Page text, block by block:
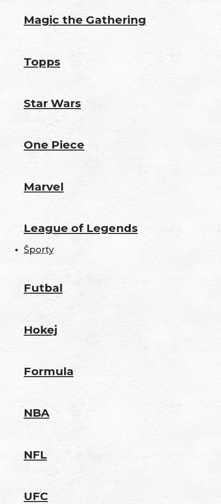
Magic the Gathering
Topps
Star Wars
One Piece
Marvel
League of Legends
Športy
Futbal
Hokej
Formula
NBA
NFL
UFC